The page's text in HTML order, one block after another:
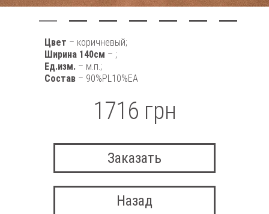
Цвет – коричневый;
Ширина 140см – ;
Ед.изм. – м.п.;
Состав – 90%PL10%EA
1716 грн
Заказать
Назад